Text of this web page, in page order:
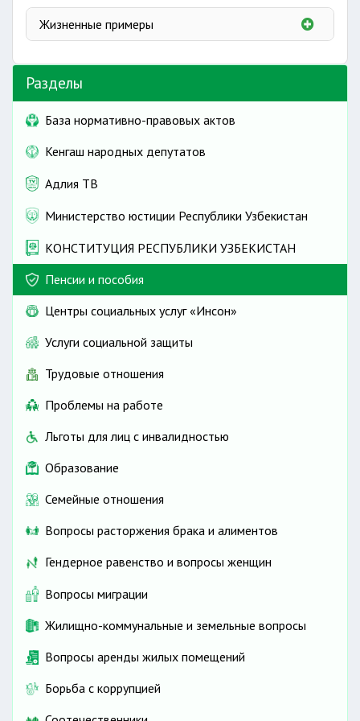
возрасту.
Когда заработает онлайн-сервис «Моя пенсия»?
Выплата и приостановление выплат пособий и
материальной помощи
гражданам, не имеющим стажа
работникам небюджетных организаций
Прекращение, удержание и приостановление
накопительных пенсионных выплат
Вопросы-ответы
Жизненные примеры
Жизненные примеры
Разделы
База нормативно-правовых актов
Кенгаш народных депутатов
Адлия ТВ
Министерство юстиции Республики Узбекистан
КОНСТИТУЦИЯ РЕСПУБЛИКИ УЗБЕКИСТАН
Пенсии и пособия
Центры социальных услуг «Инсон»
Услуги социальной защиты
Трудовые отношения
Проблемы на работе
Льготы для лиц с инвалидностью
Образование
Семейные отношения
Вопросы расторжения брака и алиментов
Гендерное равенство и вопросы женщин
Вопросы миграции
Жилищно-коммунальные и земельные вопросы
Вопросы аренды жилых помещений
Борьба с коррупцией